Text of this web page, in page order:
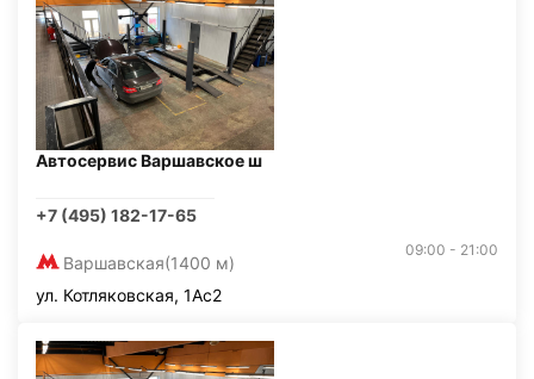
Автосервис Варшавское ш
+7 (495) 182-17-65
Варшавская(1400 м)
09:00 - 21:00
ул. Котляковская, 1Ас2